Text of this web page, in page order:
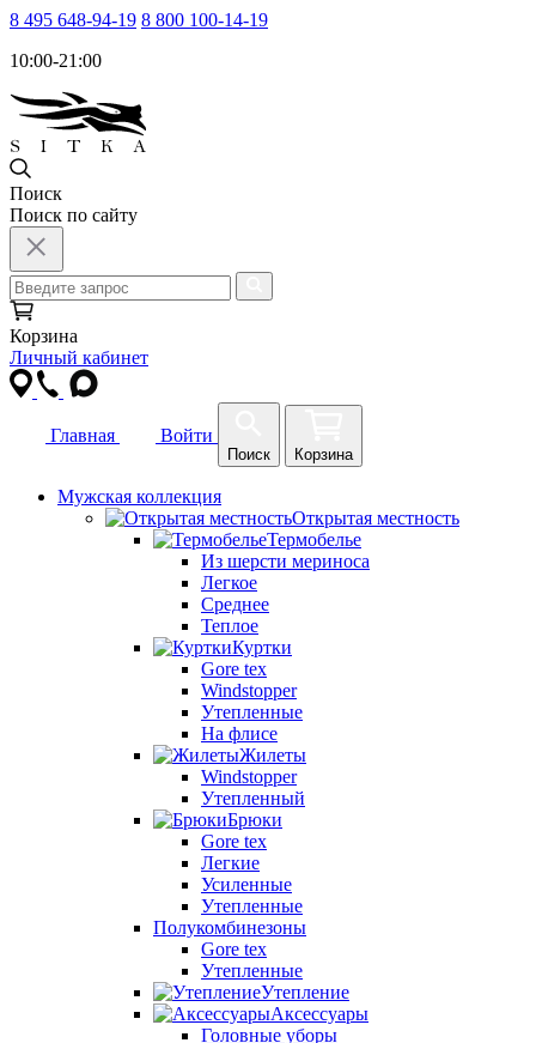
8 495 648-94-19 8 800 100-14-19
10:00-21:00
Поиск
Поиск по сайту
Корзина
Личный кабинет
Главная Войти
Поиск Корзина
Мужская коллекция
Открытая местность
Термобелье
Из шерсти мериноса
Легкое
Среднее
Теплое
Куртки
Gore tex
Windstopper
Утепленные
На флисе
Жилеты
Windstopper
Утепленный
Брюки
Gore tex
Легкие
Усиленные
Утепленные
Полукомбинезоны
Gore tex
Утепленные
Утепление
Аксессуары
Головные уборы